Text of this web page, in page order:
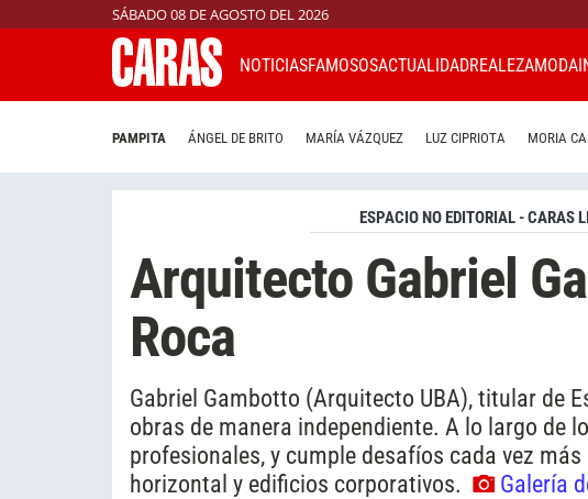
SÁBADO 08 DE AGOSTO DEL 2026
NOTICIASFAMOSOSACTUALIDADREALEZAMODA
PAMPITA ÁNGEL DE BRITO MARÍA VÁZQUEZ LUZ CIPRIOTA MORIA
ESPACIO NO EDITORIAL - CARAS
Arquitecto Gabriel
Roca
Gabriel Gambotto (Arquitecto UBA), titular de
obras de manera independiente. A lo largo de
profesionales, y cumple desafíos cada vez
horizontal y edificios corporativos.
Galería